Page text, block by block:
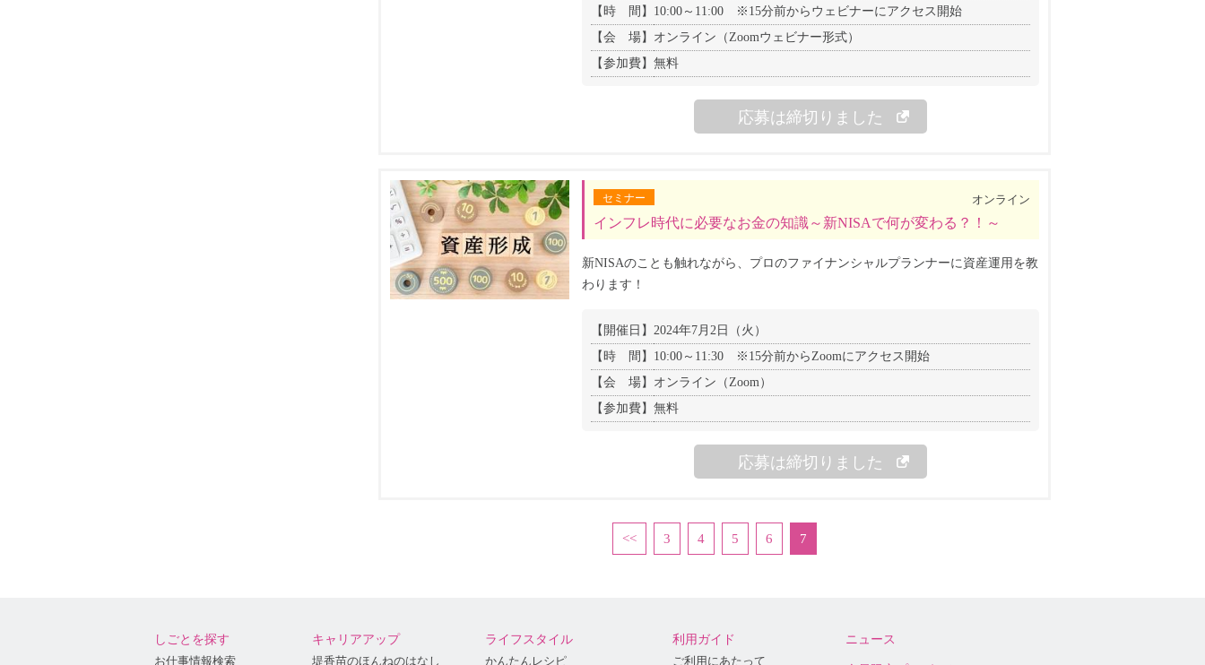
【時 間】 10:00～11:00 ※15分前からウェビナーにアクセス開始
【会 場】 オンライン（Zoomウェビナー形式）
【参加費】 無料
応募は締切りました
セミナー オンライン
インフレ時代に必要なお金の知識～新NISAで何が変わる？！～
新NISAのことも触れながら、プロのファイナンシャルプランナーに資産運用を教
わります！
【開催日】 2024年7月2日（火）
【時 間】 10:00～11:30 ※15分前からZoomにアクセス開始
【会 場】 オンライン（Zoom）
【参加費】 無料
応募は締切りました
<< 3 4 5 6 7
しごとを探す
お仕事情報検索
キャリアアップ
堤香苗のほんねのはなし
ライフスタイル
かんたんレシピ
利用ガイド
ご利用にあたって
ニュース